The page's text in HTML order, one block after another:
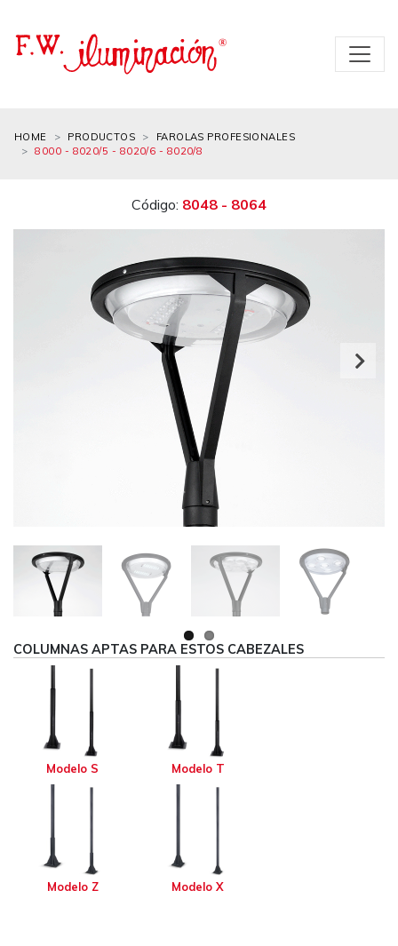
HOME PRODUCTOS
FAROLAS PROFESIONALES
8000 - 8020/5 - 8020/6 - 8020/8
Código: 8048 - 8064
COLUMNAS APTAS PARA ESTOS CABEZALES
Modelo S Modelo T
Modelo Z Modelo X